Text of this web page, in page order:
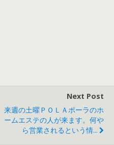
Next Post
来週の土曜ＰＯＬＡポーラのホ
ームエステの人が来ます。何や
ら営業されるという情...